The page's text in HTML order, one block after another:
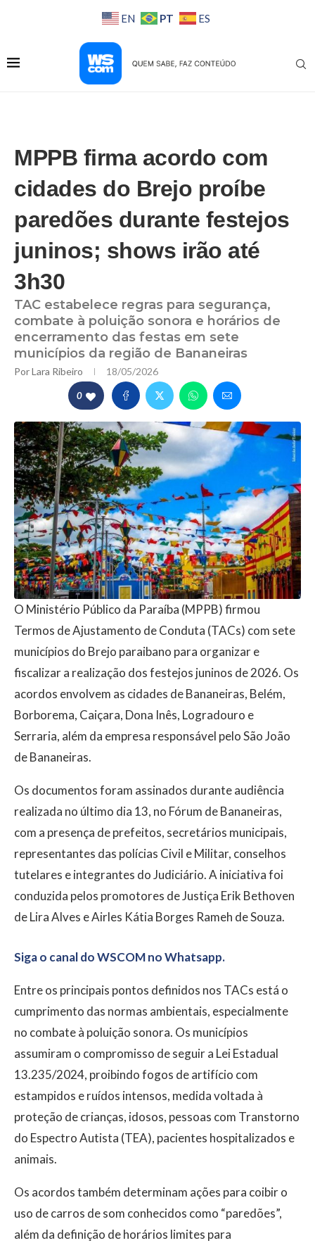
EN PT ES
MPPB firma acordo com
cidades do Brejo proíbe
paredões durante festejos
juninos; shows irão até
3h30
TAC estabelece regras para segurança,
combate à poluição sonora e horários de
encerramento das festas em sete
municípios da região de Bananeiras
PorLara Ribeiro 18/05/2026
0
O Ministério Público da Paraíba (MPPB) firmou
Termos de Ajustamento de Conduta (TACs) com sete
municípios do Brejo paraibano para organizar e
fiscalizar a realização dos festejos juninos de 2026. Os
acordos envolvem as cidades de Bananeiras, Belém,
Borborema, Caiçara, Dona Inês, Logradouro e
Serraria, além da empresa responsável pelo São João
de Bananeiras.
Os documentos foram assinados durante audiência
realizada no último dia 13, no Fórum de Bananeiras,
com a presença de prefeitos, secretários municipais,
representantes das polícias Civil e Militar, conselhos
tutelares e integrantes do Judiciário. A iniciativa foi
conduzida pelos promotores de Justiça Erik Bethoven
de Lira Alves e Airles Kátia Borges Rameh de Souza.
Siga o canal do WSCOM no Whatsapp.
Entre os principais pontos definidos nos TACs está o
cumprimento das normas ambientais, especialmente
no combate à poluição sonora. Os municípios
assumiram o compromisso de seguir a Lei Estadual
13.235/2024, proibindo fogos de artifício com
estampidos e ruídos intensos, medida voltada à
proteção de crianças, idosos, pessoas com Transtorno
do Espectro Autista (TEA), pacientes hospitalizados e
animais.
Os acordos também determinam ações para coibir o
uso de carros de som conhecidos como “paredões”,
além da definição de horários limites para